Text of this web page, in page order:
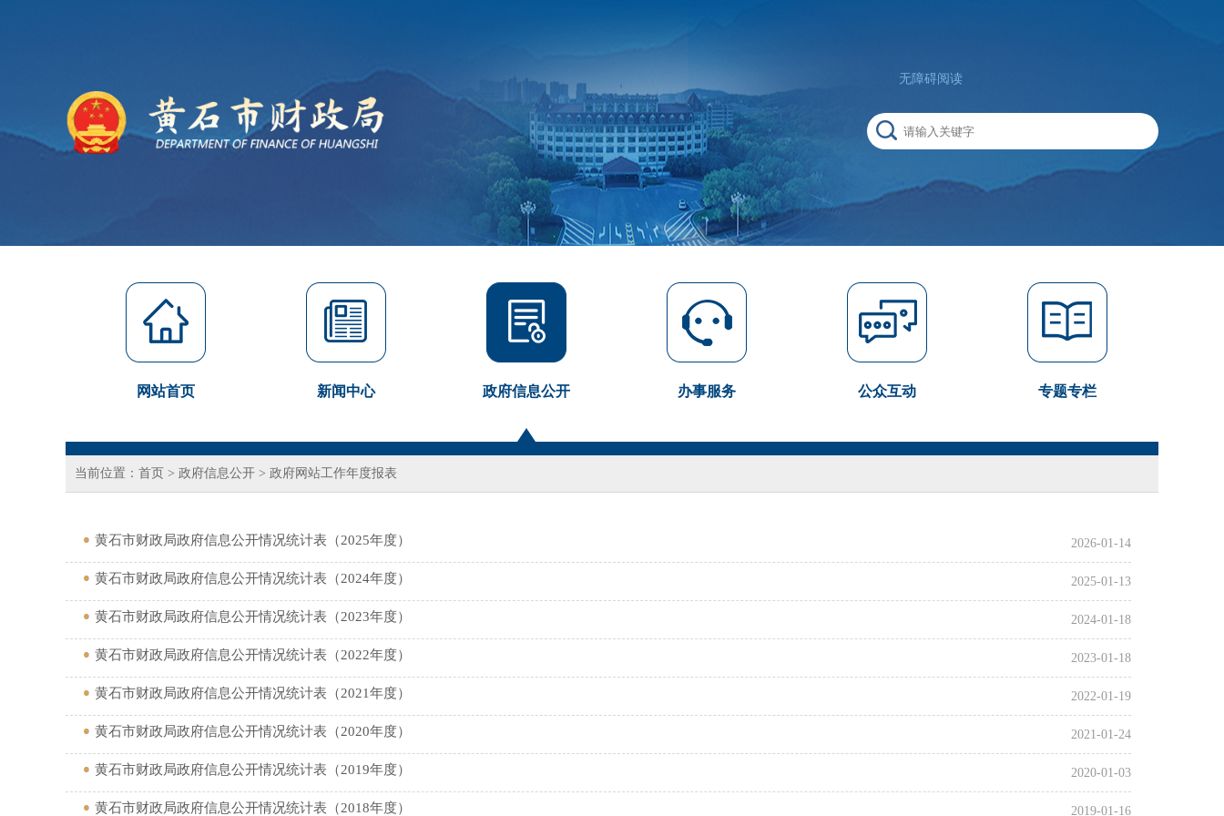
无障碍阅读
网站首页 新闻中心 政府信息公开 办事服务 公众互动 专题专栏
当前位置： 首页 > 政府信息公开 > 政府网站工作年度报表
2026-01-14
黄石市财政局政府信息公开情况统计表（2025年度）
2025-01-13
黄石市财政局政府信息公开情况统计表（2024年度）
2024-01-18
黄石市财政局政府信息公开情况统计表（2023年度）
2023-01-18
黄石市财政局政府信息公开情况统计表（2022年度）
2022-01-19
黄石市财政局政府信息公开情况统计表（2021年度）
2021-01-24
黄石市财政局政府信息公开情况统计表（2020年度）
2020-01-03
黄石市财政局政府信息公开情况统计表（2019年度）
2019-01-16
黄石市财政局政府信息公开情况统计表（2018年度）